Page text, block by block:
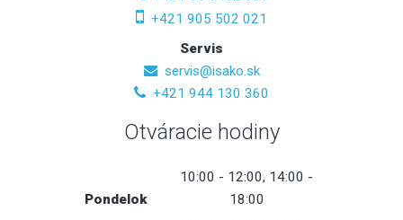
+421 905 502 021
Servis
servis@isako.sk
+421 944 130 360
Otváracie hodiny
Pondelok
10:00 - 12:00, 14:00 -
18:00